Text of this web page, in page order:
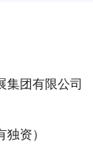
业，公司始终
效。未来将
AI智能生成
集团有限公司
资）